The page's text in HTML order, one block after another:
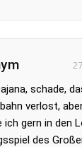
schade,
verlost,
ich gern in den
des